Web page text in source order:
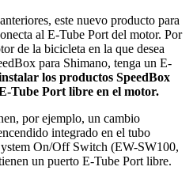
este nuevo producto para
al E-Tube Port del motor. Por
de la bicicleta en la que desea
para Shimano, tenga un E-
los productos SpeedBox
Tube Port libre en el motor.
por ejemplo, un cambio
integrado en el tubo
On/Off Switch (EW-SW100,
un puerto E-Tube Port libre.